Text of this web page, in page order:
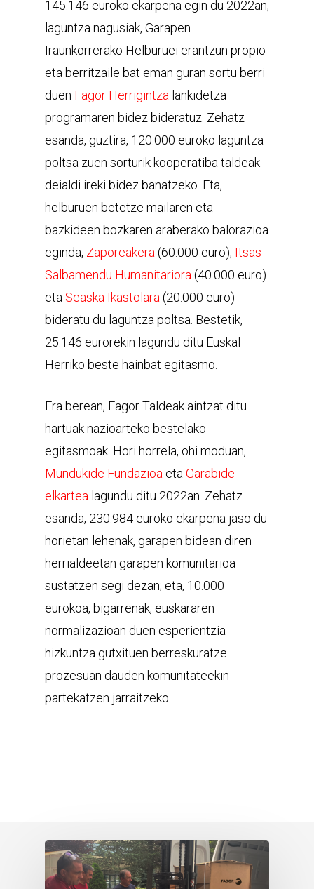
145.146 euroko ekarpena egin du 2022an,
laguntza nagusiak, Garapen
Iraunkorrerako Helburuei erantzun propio
eta berritzaile bat eman guran sortu berri
duen Fagor Herrigintza lankidetza
programaren bidez bideratuz. Zehatz
esanda, guztira, 120.000 euroko laguntza
poltsa zuen sorturik kooperatiba taldeak
deialdi ireki bidez banatzeko. Eta,
helburuen betetze mailaren eta
bazkideen bozkaren araberako balorazioa
eginda, Zaporeakera (60.000 euro), Itsas
Salbamendu Humanitariora (40.000 euro)
eta Seaska Ikastolara (20.000 euro)
bideratu du laguntza poltsa. Bestetik,
25.146 eurorekin lagundu ditu Euskal
Herriko beste hainbat egitasmo.
Era berean, Fagor Taldeak aintzat ditu
hartuak nazioarteko bestelako
egitasmoak. Hori horrela, ohi moduan,
Mundukide Fundazioa eta Garabide
elkartea lagundu ditu 2022an. Zehatz
esanda, 230.984 euroko ekarpena jaso du
horietan lehenak, garapen bidean diren
herrialdeetan garapen komunitarioa
sustatzen segi dezan; eta, 10.000
eurokoa, bigarrenak, euskararen
normalizazioan duen esperientzia
hizkuntza gutxituen berreskuratze
prozesuan dauden komunitateekin
partekatzen jarraitzeko.